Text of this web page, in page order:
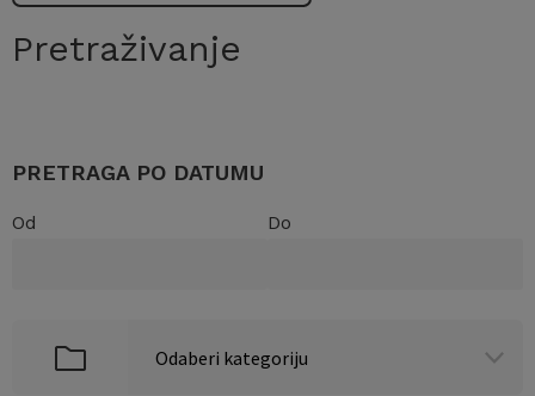
Pretraživanje
PRETRAGA PO DATUMU
Od Do